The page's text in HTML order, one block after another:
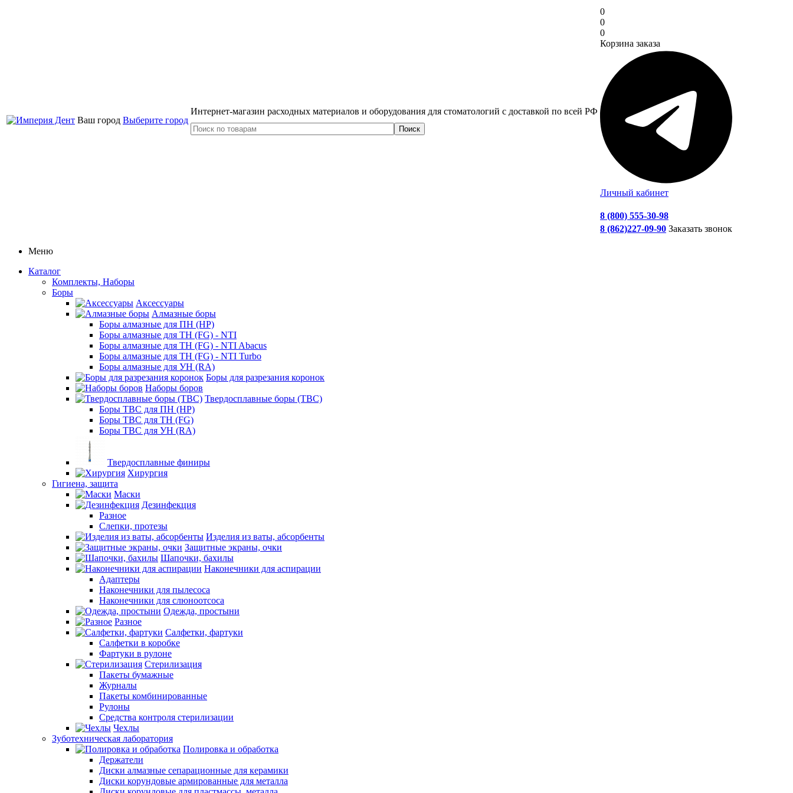
Ваш город Выберите город
Интернет-магазин расходных материалов и оборудования для стоматологий с доставкой по всей РФ
0
0
0
Корзина заказа
Личный кабинет
8 (800) 555-30-98
8 (862)227-09-90 Заказать звонок
Меню
Каталог
Комплекты, Наборы
Боры
Аксессуары
Алмазные боры
Боры алмазные для ПН (HP)
Боры алмазные для ТН (FG) - NTI
Боры алмазные для ТН (FG) - NTI Abacus
Боры алмазные для ТН (FG) - NTI Turbo
Боры алмазные для УН (RA)
Боры для разрезания коронок
Наборы боров
Твердосплавные боры (ТВС)
Боры ТВС для ПН (HP)
Боры ТВС для ТН (FG)
Боры ТВС для УН (RA)
Твердосплавные финиры
Хирургия
Гигиена, защита
Маски
Дезинфекция
Разное
Слепки, протезы
Изделия из ваты, абсорбенты
Защитные экраны, очки
Шапочки, бахилы
Наконечники для аспирации
Адаптеры
Наконечники для пылесоса
Наконечники для слюноотсоса
Одежда, простыни
Разное
Салфетки, фартуки
Салфетки в коробке
Фартуки в рулоне
Стерилизация
Пакеты бумажные
Журналы
Пакеты комбинированные
Рулоны
Средства контроля стерилизации
Чехлы
Зуботехническая лаборатория
Полировка и обработка
Держатели
Диски алмазные сепарационные для керамики
Диски корундовые армированные для металла